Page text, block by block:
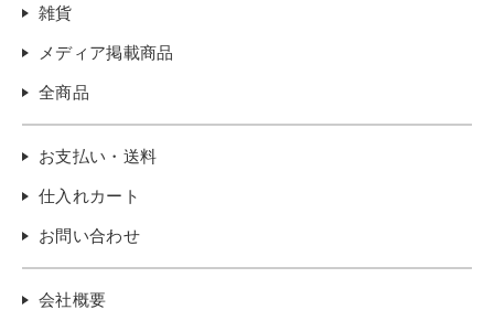
雑貨
メディア掲載商品
全商品
お支払い・送料
仕入れカート
お問い合わせ
会社概要